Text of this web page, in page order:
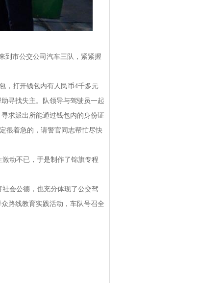
到市公交公司汽车三队，紧紧握
，打开钱包内有人民币4千多元
寻找失主。队领导与驾驶员一起
求派出所能通过钱包内的身份证
很着急的，请警官同志帮忙尽快
动不已，于是制作了锦旗专程
会公德，也充分体现了公交驾
路线教育实践活动，车队号召全